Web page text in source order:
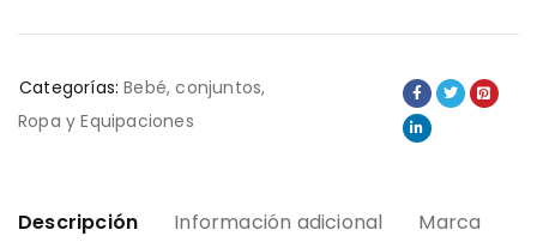
Categorías: Bebé,conjuntos,
Ropa y Equipaciones
Descripción Información adicional
Marca